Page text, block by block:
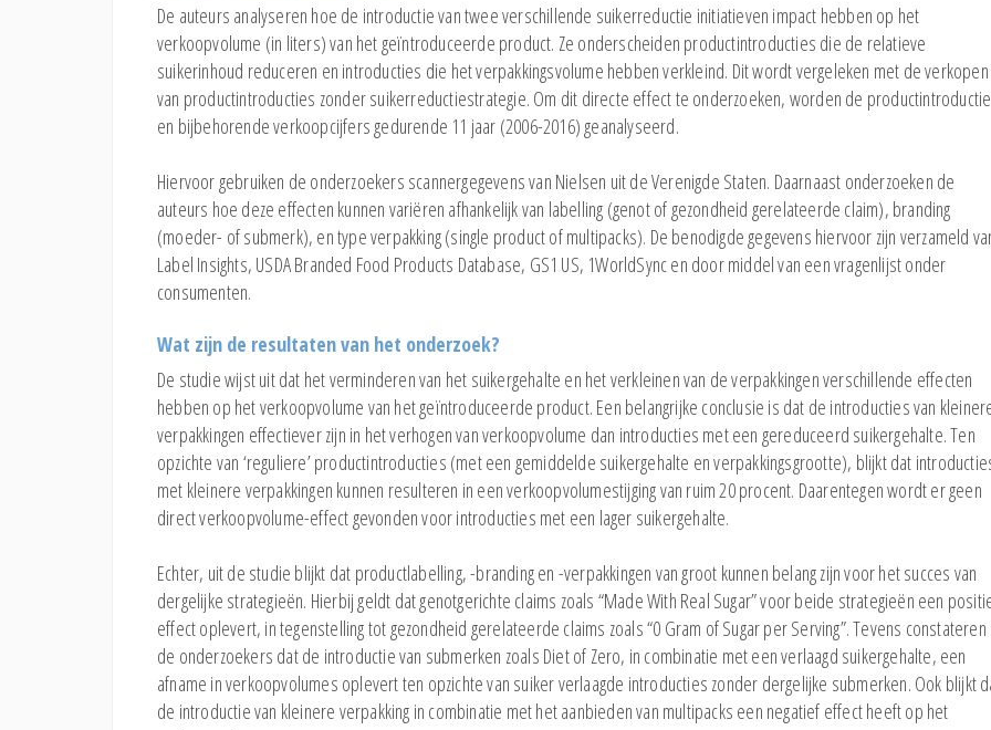
De auteurs analyseren hoe de introductie van twee verschillende suikerreductie initiatieven impact hebben op het
verkoopvolume (in liters) van het geïntroduceerde product. Ze onderscheiden productintroducties die de relatieve
suikerinhoud reduceren en introducties die het verpakkingsvolume hebben verkleind. Dit wordt vergeleken met de verkopen
van productintroducties zonder suikerreductiestrategie. Om dit directe effect te onderzoeken, worden de
en bijbehorende verkoopcijfers gedurende 11 jaar (2006-2016) geanalyseerd.
Hiervoor gebruiken de onderzoekers scannergegevens van Nielsen uit de Verenigde Staten. Daarnaast onderzoeken de
auteurs hoe deze effecten kunnen variëren afhankelijk van labelling (genot of gezondheid gerelateerde claim), branding
(moeder- of submerk), en type verpakking (single product of multipacks). De benodigde gegevens hiervoor zijn verzameld
Label Insights, USDA Branded Food Products Database, GS1 US, 1WorldSync en door middel van een vragenlijst onder
consumenten.
Wat zijn de resultaten van het onderzoek?
De studie wijst uit dat het verminderen van het suikergehalte en het verkleinen van de verpakkingen verschillende effecten
hebben op het verkoopvolume van het geïntroduceerde product. Een belangrijke conclusie is dat de introducties van
verpakkingen effectiever zijn in het verhogen van verkoopvolume dan introducties met een gereduceerd suikergehalte. Ten
opzichte van ‘reguliere’ productintroducties (met een gemiddelde suikergehalte en verpakkingsgrootte), blijkt dat
met kleinere verpakkingen kunnen resulteren in een verkoopvolumestijging van ruim 20 procent. Daarentegen wordt er geen
direct verkoopvolume-effect gevonden voor introducties met een lager suikergehalte.
Echter, uit de studie blijkt dat productlabelling, -branding en -verpakkingen van groot kunnen belang zijn voor het succes van
dergelijke strategieën. Hierbij geldt dat genotgerichte claims zoals “Made With Real Sugar” voor beide strategieën een
effect oplevert, in tegenstelling tot gezondheid gerelateerde claims zoals “0 Gram of Sugar per Serving”. Tevens constateren
de onderzoekers dat de introductie van submerken zoals Diet of Zero, in combinatie met een verlaagd suikergehalte, een
afname in verkoopvolumes oplevert ten opzichte van suiker verlaagde introducties zonder dergelijke submerken. Ook blijkt
de introductie van kleinere verpakking in combinatie met het aanbieden van multipacks een negatief effect heeft op het